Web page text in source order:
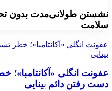
نشستن طولانی‌مدت بدون
سلامت
عفونت انگلی «آکانتامبا»؛ خطر
بینایی
عفونت انگلی «آکانتامبا»؛
دست رفتن دائم بینایی